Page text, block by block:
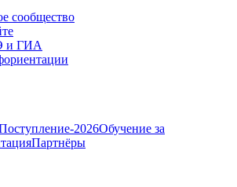
сообщество
и ГИА
2026Обучение за
Партнёры